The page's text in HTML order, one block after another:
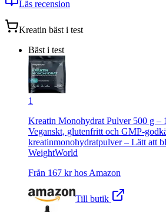
Läs recension
Kreatin bäst i test
Bäst i test
1
Kreatin Monohydrat Pulver 500 g –
Veganskt, glutenfritt och GMP-
kreatinmonohydratpulver – Lätt att
WeightWorld
Från 167 kr hos Amazon
Till butik